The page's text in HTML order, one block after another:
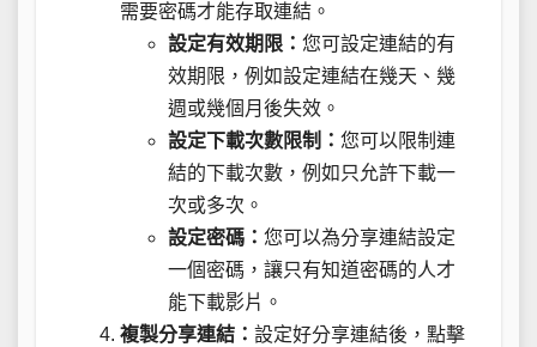
需要密碼才能存取連結。
設定有效期限： 您可設定連結的有
效期限，例如設定連結在幾天、幾
週或幾個月後失效。
設定下載次數限制： 您可以限制連
結的下載次數，例如只允許下載一
次或多次。
設定密碼： 您可以為分享連結設定
一個密碼，讓只有知道密碼的人才
能下載影片。
複製分享連結： 設定好分享連結後，點擊